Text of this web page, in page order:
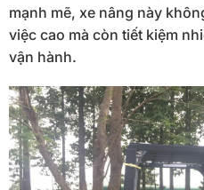
mạnh mẽ, xe nâng này
việc cao mà còn tiết kiệm
vận hành.